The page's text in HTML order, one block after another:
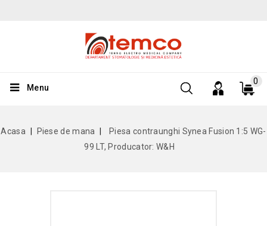
0
Menu
Acasa Piese de mana
Piesa contraunghi Synea Fusion 1:5 WG-
99 LT, Producator: W&H